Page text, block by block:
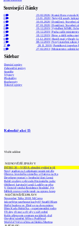
Související články
0 23.02.2026 |Kutná Hora vyzvala
0
11.01.2020| Nejvyšší soudy
0 10.01.2020 |Dostálová: Stavební
1
07.01.2020 |Dostálová: Stavební
0
19.12.2019 |Vyjádření MMR:
0 19.12.2019 |Praha zašle
3
18.12.2019 |Brno a další města
0
11.12.2019| Hasiči mají výhrady k
1
08.12.2019 |Nový stavební zákon
17
28.11.2019| Památková inspekce
0
27.02.2013 |Ministerstvo odmítá
Sidebar
Domácí zprávy
Zahraniční zprávy
Soutěže
Výstavy
Přednášky
Rozhovory
Tiskové zprávy
Kalendář akcí 15
Vložit událost
NEJNOVĚJŠÍ ZPRÁVY
INTRO 30 – VODA: aktuální vydání je již
Nový stadion za Lužánkami nesmí mít dle
Obnova loveckého zámečku u Ostrova na Ka
Developer postaví v brněnské části Lesná
Babiš uvažuje o převodu Hrzánského palác
Oblíbený karvinský areál Lodičky se přip
V Ostravě vzniká Rezidence Stodolní, byt
Mělník znovu vypíše tendr na opravu koup
NEJČTENĚJŠÍ ZPRÁVY
November Talks 2018: M.Corea
Jak nejlépe navrhnout kuchyň? Soutěž Blum
Hořící budova ve Zlíně se na dvou místec
Dům Karla Hubáčka – experimentální rodin
Tři dny, tři noci a tři vily v záři světel
Kolín připravuje centrum sociálních služ
Otevření náměstí Jiřího z Poděbrad
World of Volvo očima architekta Martina